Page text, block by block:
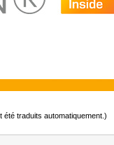
été traduits automatiquement.)